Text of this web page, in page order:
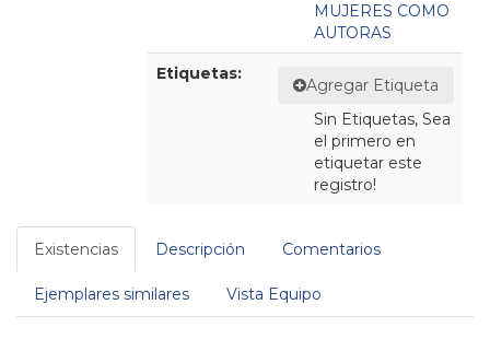
MUJERES COMO
AUTORAS
Etiquetas:
Agregar Etiqueta
Sin Etiquetas, Sea
el primero en
etiquetar este
registro!
Existencias Descripción Comentarios
Ejemplares similares Vista Equipo